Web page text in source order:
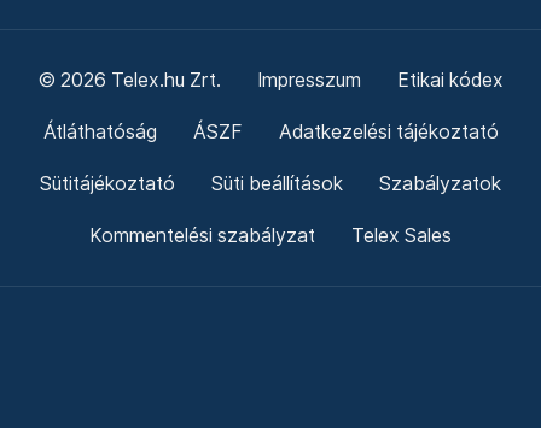
© 2026 Telex.hu Zrt. Impresszum Etikai kódex
Átláthatóság ÁSZF Adatkezelési tájékoztató
Sütitájékoztató Süti beállítások Szabályzatok
Kommentelési szabályzat Telex Sales